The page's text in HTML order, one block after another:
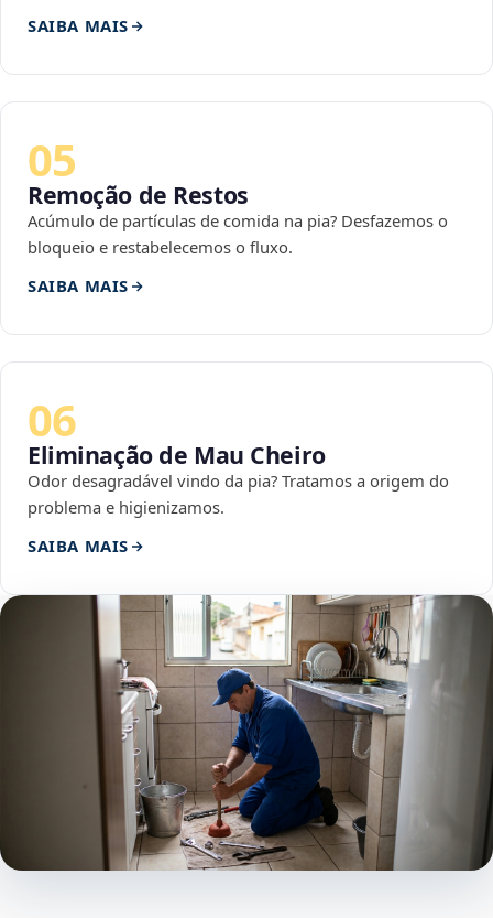
SAIBA MAIS
05
Remoção de Restos
Acúmulo de partículas de comida na pia? Desfazemos o
bloqueio e restabelecemos o fluxo.
SAIBA MAIS
06
Eliminação de Mau Cheiro
Odor desagradável vindo da pia? Tratamos a origem do
problema e higienizamos.
SAIBA MAIS